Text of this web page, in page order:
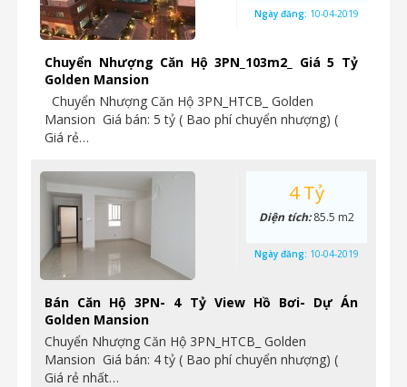
Chuyển Nhượng Căn Hộ 3PN_103m2_ Giá 5 Tỷ
Golden Mansion
Chuyển Nhượng Căn Hộ 3PN_HTCB_ Golden
Mansion Giá bán: 5 tỷ ( Bao phí chuyển nhượng) (
Giá rẻ…
Ngày đăng: 10-04-2019
Bán Căn Hộ 3PN- 4 Tỷ View Hồ Bơi- Dự Án
Golden Mansion
Chuyển Nhượng Căn Hộ 3PN_HTCB_ Golden
Mansion Giá bán: 4 tỷ ( Bao phí chuyển nhượng) (
Giá rẻ nhất…
4 Tỷ
Diện tích:85.5 m2
Ngày đăng: 10-04-2019